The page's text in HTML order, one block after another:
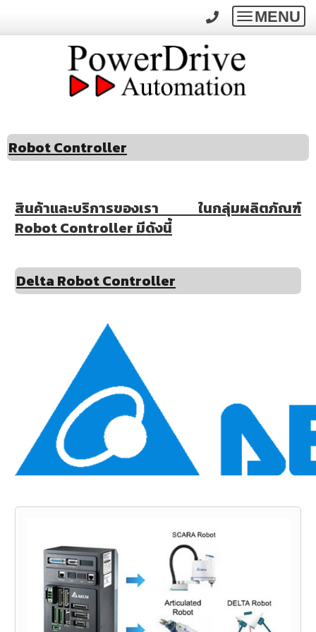
Toggle
MENU
Robot Controller
สินค้าและบริการของเรา ในกลุ่มผลิตภัณฑ์
Robot Controller มีดังนี้
Delta Robot Controller